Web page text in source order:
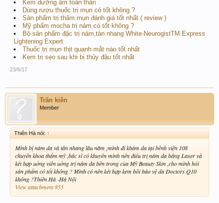
Kem dưỡng ẩm toàn thân
Dùng rượu thuốc trị mụn có tốt không ?
Sản phẩm trị thâm mụn đánh giá tốt nhất ( review )
Mỹ phẩm mocha trị nám có tốt không ?
Bộ sản phẩm đặc trị nám,tàn nhang White-NeurogistTM Express
Lightening Expert
Thuốc trị mụn thịt quanh mắt nào tốt nhất
Kem trị sẹo sau khi bị thủy đậu tốt nhất
23/6/17
Trần kiên
Member
Thiên Hà nói: ↑
Mình bị nám da và tàn nhang lâu năm ,mình đi khám da tại bênh viện 108
chuyên khoa thẩm mỹ ,bác sĩ có khuyên mình nên điều trị nám da bằng Laser và
kết hợp uống viên uống trị nám da bên trong của Mỹ Beauty Skin ,cho mình hỏi
sản phẩm có tốt không ? Mình có nên kết hợp kem bôi bảo vệ da Doctors Q10
không ?Thiên Hà -Hà Nội
View attachment 855